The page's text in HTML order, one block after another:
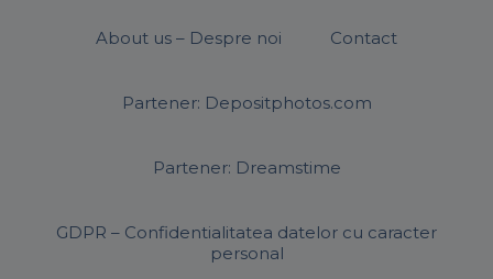
About us – Despre noi Contact
Partener: Depositphotos.com
Partener: Dreamstime
GDPR – Confidentialitatea datelor cu caracter
personal